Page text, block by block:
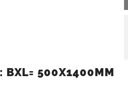
500X1400MM (